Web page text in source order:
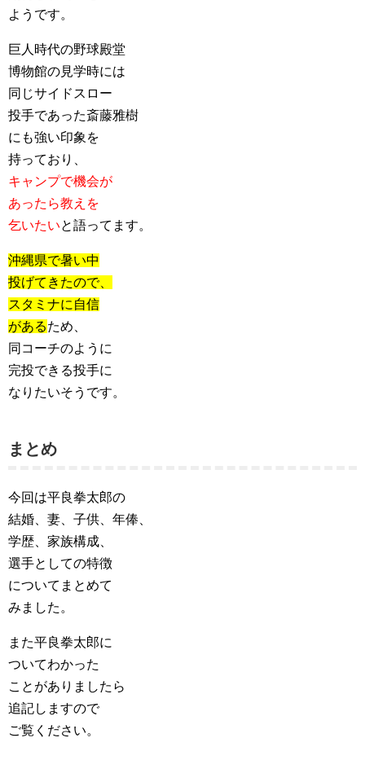
ようです。
巨人時代の野球殿堂
博物館の見学時には
同じサイドスロー
投手であった斎藤雅樹
にも強い印象を
持っており、
キャンプで機会が
あったら教えを
乞いたいと語ってます。
沖縄県で暑い中
投げてきたので、
スタミナに自信
があるため、
同コーチのように
完投できる投手に
なりたいそうです。
まとめ
今回は平良拳太郎の
結婚、妻、子供、年俸、
学歴、家族構成、
選手としての特徴
についてまとめて
みました。
また平良拳太郎に
ついてわかった
ことがありましたら
追記しますので
ご覧ください。